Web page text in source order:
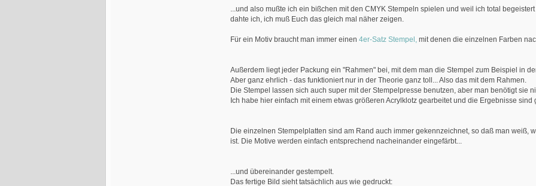
...und also mußte ich ein bißchen mit den CMYK Stempeln spielen und weil ich total
dahte ich, ich muß Euch das gleich mal näher zeigen.
Für ein Motiv braucht man immer einen 4er-Satz Stempel,mit denen die einzelnen Farben
Außerdem liegt jeder Packung ein "Rahmen" bei, mit dem man die Stempel zum Beispiel in
Aber ganz ehrlich - das funktioniert nur in der Theorie ganz toll... Also das mit dem Rahmen.
Die Stempel lassen sich auch super mit der Stempelpresse benutzen, aber man benötigt sie
Ich habe hier einfach mit einem etwas größeren Acrylklotz gearbeitet und die Ergebnisse sind
Die einzelnen Stempelplatten sind am Rand auch immer gekennzeichnet, so daß man weiß,
ist. Die Motive werden einfach entsprechend nacheinander eingefärbt...
...und übereinander gestempelt.
Das fertige Bild sieht tatsächlich aus wie gedruckt: